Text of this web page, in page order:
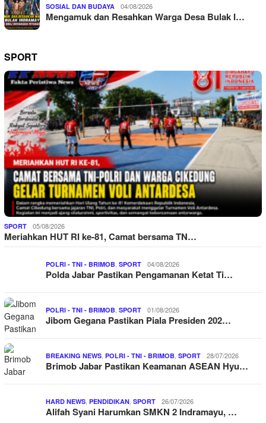
SOSIAL DAN BUDAYA 04/08/2026
Mengamuk dan Resahkan Warga Desa Bulak I…
SPORT
SPORT 05/08/2026
Meriahkan HUT RI ke-81, Camat bersama TN…
POLRI - TNI - BRIMOB SPORT 04/08/2026
Polda Jabar Pastikan Pengamanan Ketat Ti…
POLRI - TNI - BRIMOB SPORT 01/08/2026
Jibom Gegana Pastikan Piala Presiden 202…
BREAKING NEWS POLRI - TNI - BRIMOB SPORT 28/07/2026
Brimob Jabar Pastikan Keamanan ASEAN Hyu…
HARD NEWS PENDIDIKAN SPORT 26/07/2026
Alifah Syani Harumkan SMKN 2 Indramayu, …